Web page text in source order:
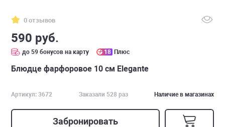
0 отзывов
590 руб.
до 59 бонусов на карту 18 Плюс
Блюдце фарфоровое 10 см Elegante
Артикул: 3672 Заказали 528 раз Наличие в магазинах
Забронировать